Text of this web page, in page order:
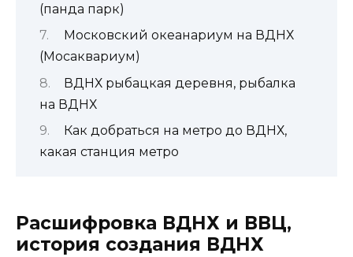
(панда парк)
Московский океанариум на ВДНХ
(Мосаквариум)
ВДНХ рыбацкая деревня, рыбалка
на ВДНХ
Как добраться на метро до ВДНХ,
какая станция метро
Расшифровка ВДНХ и ВВЦ,
история создания ВДНХ